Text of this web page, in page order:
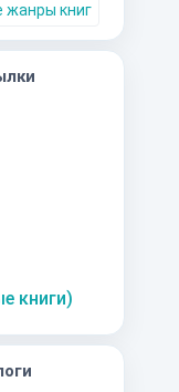
жанры книг
книги)